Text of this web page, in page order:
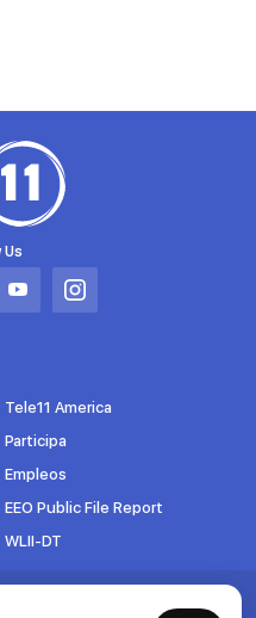
Us
Abrir
pestaña
Abrir
pestaña
Tele11 America
Participa
Empleos
EEO Public File Report
WLII-DT